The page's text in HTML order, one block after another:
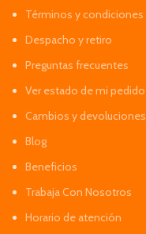
Términos y condiciones
Despacho y retiro
Preguntas frecuentes
Ver estado de mi pedido
Cambios y devoluciones
Blog
Beneficios
Trabaja Con Nosotros
Horario de atención